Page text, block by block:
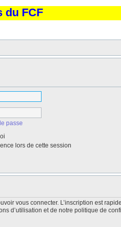
du FCF
passe
lors de cette session
vous connecter. L’inscription est
d’utilisation et de notre politique de